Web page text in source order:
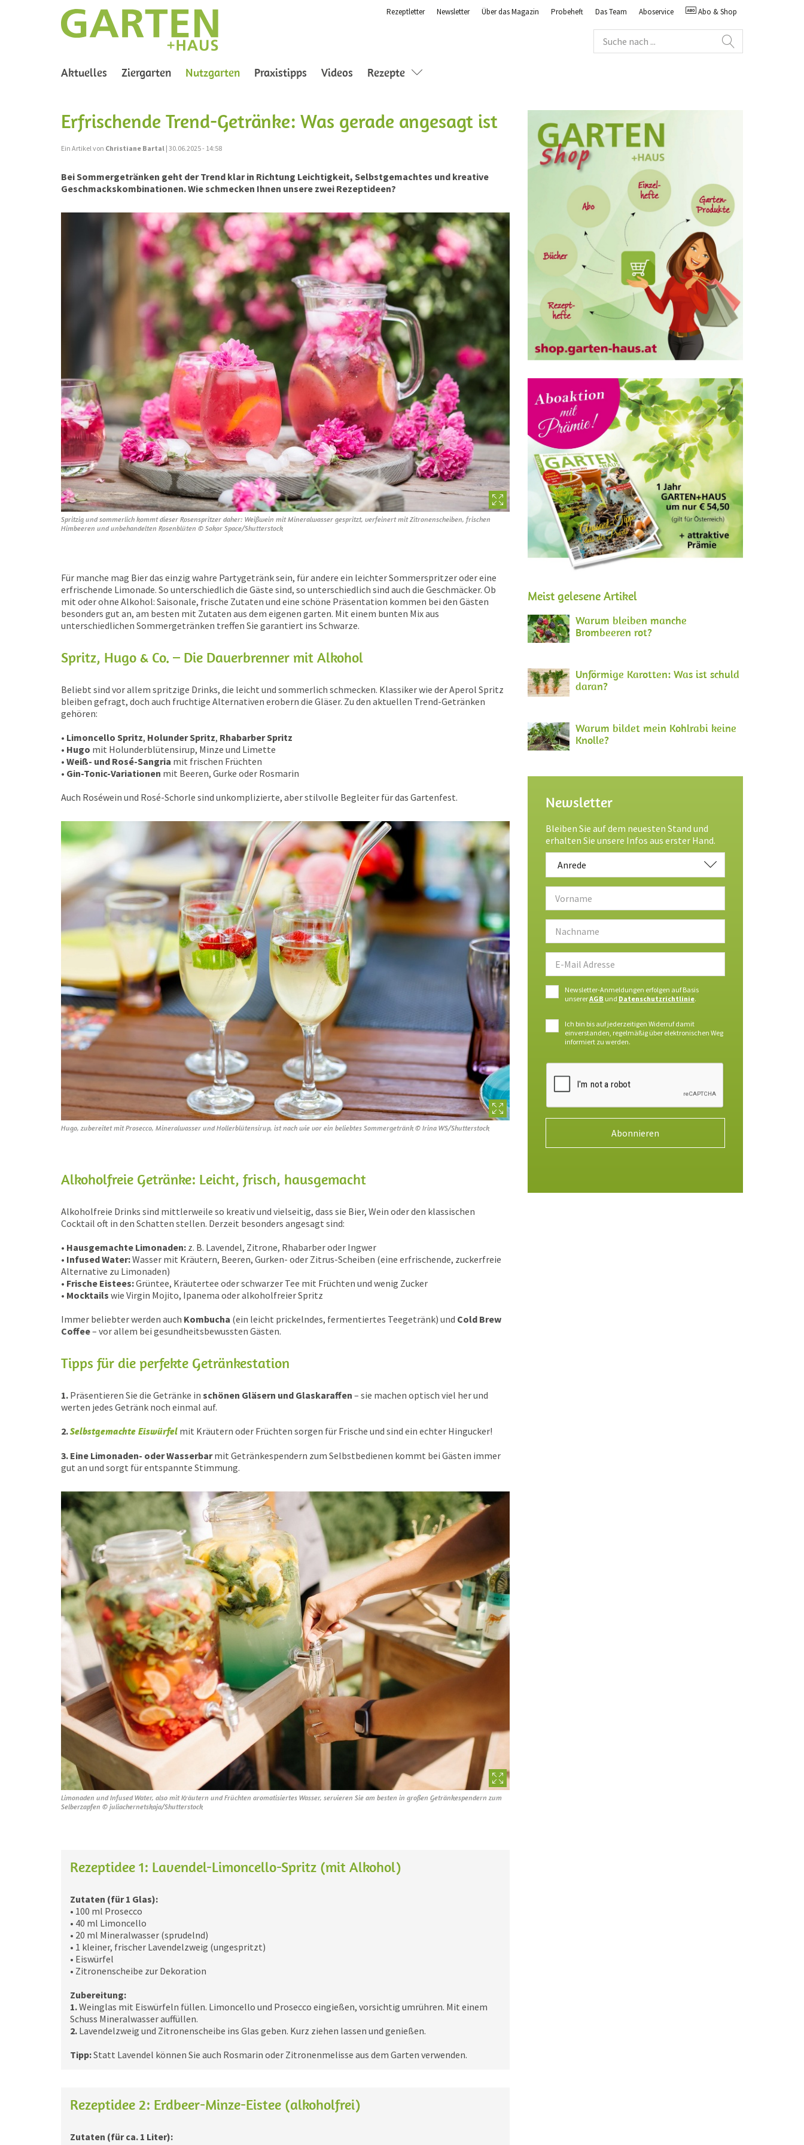
Rezeptletter Newsletter Über das Magazin Probeheft Das Team Aboservice Abo & Shop
Aktuelles Ziergarten Nutzgarten(current)
Praxistipps Videos Rezepte
Erfrischende Trend-Getränke: Was gerade angesagt ist
Ein Artikel von Christiane Bartal | 30.06.2025 - 14:58
Bei Sommergetränken geht der Trend klar in Richtung Leichtigkeit, Selbstgemachtes und kreative
Geschmackskombinationen. Wie schmecken Ihnen unsere zwei Rezeptideen?
Spritzig und sommerlich kommt dieser Rosenspritzer daher: Weißwein mit Mineralwasser gespritzt, verfeinert mit Zitronenscheiben, frischen
Himbeeren und unbehandelten Rosenblüten © Sokor Space/Shutterstock
Für manche mag Bier das einzig wahre Partygetränk sein, für andere ein leichter Sommerspritzer oder eine
erfrischende Limonade. So unterschiedlich die Gäste sind, so unterschiedlich sind auch die Geschmäcker. Ob
mit oder ohne Alkohol: Saisonale, frische Zutaten und eine schöne Präsentation kommen bei den Gästen
besonders gut an, am besten mit Zutaten aus dem eigenen garten. Mit einem bunten Mix aus
unterschiedlichen Sommergetränken treffen Sie garantiert ins Schwarze.
Spritz, Hugo & Co. – Die Dauerbrenner mit Alkohol
Beliebt sind vor allem spritzige Drinks, die leicht und sommerlich schmecken. Klassiker wie der Aperol Spritz
bleiben gefragt, doch auch fruchtige Alternativen erobern die Gläser. Zu den aktuellen Trend-Getränken
gehören:
• Limoncello Spritz, Holunder Spritz, Rhabarber Spritz
• Hugo mit Holunderblütensirup, Minze und Limette
• Weiß- und Rosé-Sangria mit frischen Früchten
• Gin-Tonic-Variationen mit Beeren, Gurke oder Rosmarin
Auch Roséwein und Rosé-Schorle sind unkomplizierte, aber stilvolle Begleiter für das Gartenfest.
Hugo, zubereitet mit Prosecco, Mineralwasser und Hollerblütensirup, ist nach wie vor ein beliebtes Sommergetränk © Irina WS/Shutterstock
Alkoholfreie Getränke: Leicht, frisch, hausgemacht
Alkoholfreie Drinks sind mittlerweile so kreativ und vielseitig, dass sie Bier, Wein oder den klassischen
Cocktail oft in den Schatten stellen. Derzeit besonders angesagt sind:
• Hausgemachte Limonaden: z. B. Lavendel, Zitrone, Rhabarber oder Ingwer
• Infused Water:Wasser mit Kräutern, Beeren, Gurken- oder Zitrus-Scheiben (eine erfrischende, zuckerfreie
Alternative zu Limonaden)
• Frische Eistees:Grüntee, Kräutertee oder schwarzer Tee mit Früchten und wenig Zucker
• Mocktails wie Virgin Mojito, Ipanema oder alkoholfreier Spritz
Immer beliebter werden auch Kombucha (ein leicht prickelndes, fermentiertes Teegetränk) und Cold Brew
Coffee– vor allem bei gesundheitsbewussten Gästen.
Tipps für die perfekte Getränkestation
1. Präsentieren Sie die Getränke in schönen Gläsern und Glaskaraffen – sie machen optisch viel her und
werten jedes Getränk noch einmal auf.
2.Selbstgemachte Eiswürfel mit Kräutern oder Früchten sorgen für Frische und sind ein echter Hingucker!
3. Eine Limonaden- oder Wasserbarmit Getränkespendern zum Selbstbedienen kommt bei Gästen immer
gut an und sorgt für entspannte Stimmung.
Limonaden und Infused Water, also mit Kräutern und Früchten aromatisiertes Wasser, servieren Sie am besten in großen Getränkespendern zum
Selberzapfen © juliachernetskaja/Shutterstock
Rezeptidee 1: Lavendel-Limoncello-Spritz (mit Alkohol)
Zutaten (für 1 Glas):
• 100 ml Prosecco
• 40 ml Limoncello
• 20 ml Mineralwasser (sprudelnd)
• 1 kleiner, frischer Lavendelzweig (ungespritzt)
• Eiswürfel
• Zitronenscheibe zur Dekoration
Zubereitung:
1.Weinglas mit Eiswürfeln füllen. Limoncello und Prosecco eingießen, vorsichtig umrühren. Mit einem
Schuss Mineralwasser auffüllen.
2. Lavendelzweig und Zitronenscheibe ins Glas geben. Kurz ziehen lassen und genießen.
Tipp:Statt Lavendel können Sie auch Rosmarin oder Zitronenmelisse aus dem Garten verwenden.
Rezeptidee 2: Erdbeer-Minze-Eistee (alkoholfrei)
Zutaten (für ca. 1 Liter):
Meist gelesene Artikel
Warum bleiben manche
Brombeeren rot?
Unförmige Karotten: Was ist schuld
daran?
Warum bildet mein Kohlrabi keine
Knolle?
Newsletter
Bleiben Sie auf dem neuesten Stand und
erhalten Sie unsere Infos aus erster Hand.
Anrede
Newsletter-Anmeldungen erfolgen auf Basis
unsererAGB und Datenschutzrichtlinie.
Ich bin bis auf jederzeitigen Widerruf damit
einverstanden, regelmäßig über elektronischen Weg
informiert zu werden.
Abonnieren